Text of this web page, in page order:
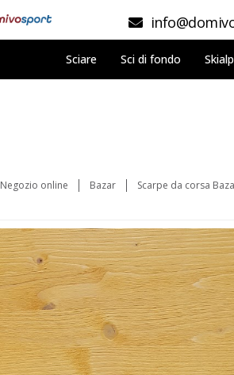
Sciare Sci di fondo Skialp
Negozio online Bazar Scarpe da corsa